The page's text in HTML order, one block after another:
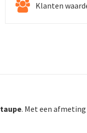
Klanten
taupe. Met een afmeting